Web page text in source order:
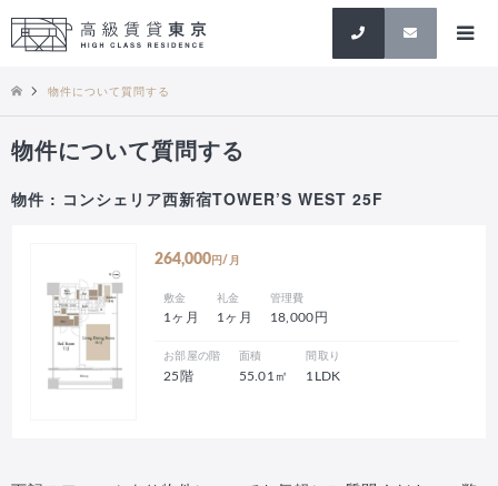
検索
物件について質問する
物件について質問する
物件 : コンシェリア西新宿TOWER’S WEST 25F
264,000 円/月
敷金
1ヶ月
礼金
1ヶ月
管理費
18,000円
お部屋の階
25階
面積
55.01㎡
間取り
1LDK